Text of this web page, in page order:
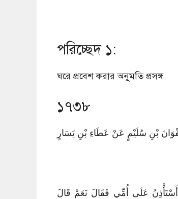
পরিচ্ছেদ ১:
ঘরে প্রবেশ করার অনুমতি প্রসঙ্গ
১৭৩৮
بْنِ سُلَيْمٍ عَنْ عَطَاءِ بْنِ يَسَارٍ
عَلَى أُمِّي فَقَالَ نَعَمْ قَالَ